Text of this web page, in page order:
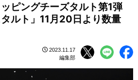
ピングチーズタルト第1弾
タルト」11月20日より数量
2023.11.17
編集部